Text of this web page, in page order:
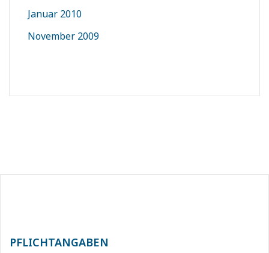
Januar 2010
November 2009
PFLICHTANGABEN